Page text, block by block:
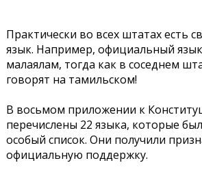
Практически во всех штатах есть
язык. Например, официальный
малаялам, тогда как в соседнем
говорят на тамильском!
В восьмом приложении к
перечислены 22 языка, которые
особый список. Они получили
официальную поддержку.